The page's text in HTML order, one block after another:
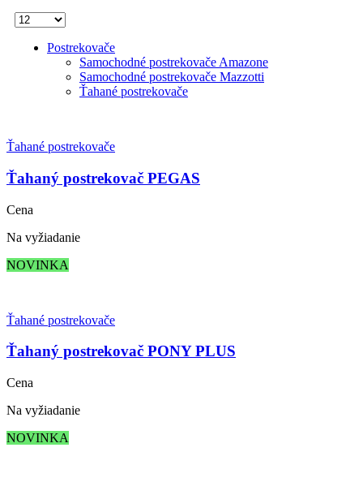
Postrekovače
Samochodné postrekovače Amazone
Samochodné postrekovače Mazzotti
Ťahané postrekovače
Ťahané postrekovače
Ťahaný postrekovač PEGAS
Cena
Na vyžiadanie
NOVINKA
Ťahané postrekovače
Ťahaný postrekovač PONY PLUS
Cena
Na vyžiadanie
NOVINKA